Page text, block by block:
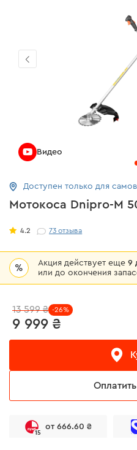
Мотокоса Dnipro-M
4.2 73отзыва
% Акция действует еще9
или до окончения
9 999 ₴
13 599 ₴ -26%
15
от 666.60 ₴
Доступен только для
Видео